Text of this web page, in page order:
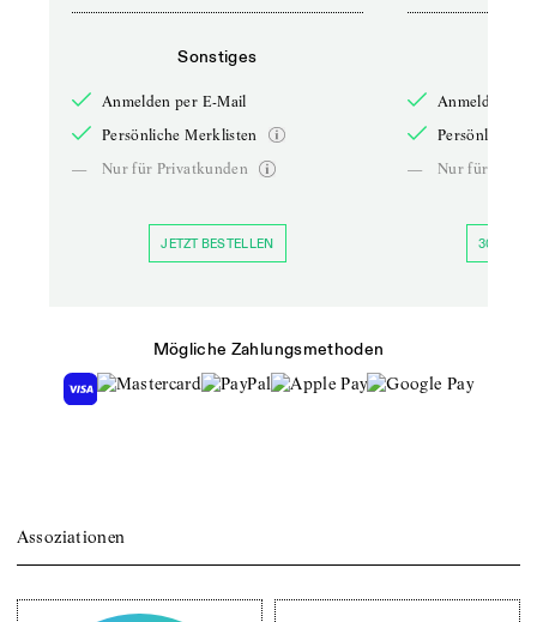
Sonstiges
Anmelden per E-Mail
Persönliche Merklisten
—
Nur für Privatkunden
JETZT BESTELLEN
Anmelden
Persönliche
—
Nur für
30 TAGE
Mögliche Zahlungsmethoden
Assoziationen